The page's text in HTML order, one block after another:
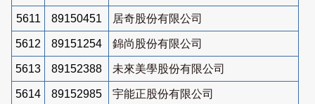
5611 89150451 居奇股份有限公司
5612 89151254 錦尚股份有限公司
5613 89152388 未來美學股份有限公司
5614 89152985 宇能正股份有限公司